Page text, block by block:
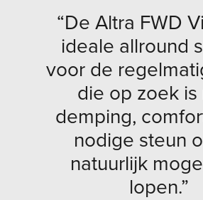
“De Altra FWD
ideale allround
voor de
die op zoek is
demping,
nodige steun
natuurlijk
lopen.”